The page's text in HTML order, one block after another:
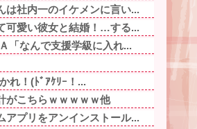
は社内一のイケメンに言い...
可愛い彼女と結婚！…する...
「なんで支援学級に入れ...
れ！(ﾄﾞｱｹﾘｰ！...
がこちらｗｗｗｗｗ他
アプリをアンインストール...